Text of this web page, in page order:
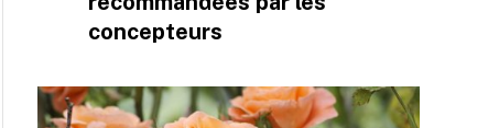
concepteurs